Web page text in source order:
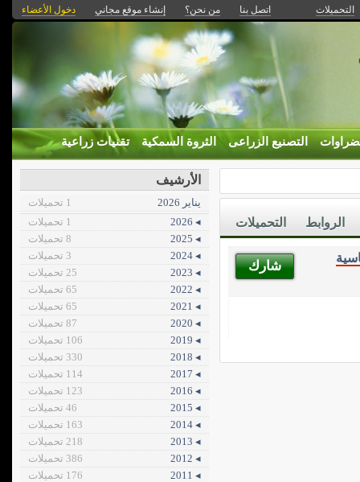
التحميلات اتصل بنا من نحن؟ إنشاء موقع مجاني دخول الأعضاء
التصنيع الزراعى الثروة السمكية تقنيات زراعية
التحميلات الروابط
شارك
الأرشيف
يناير 2026
1 تحميلات
◂ 2026
1 تحميلات
◂ 2025
8 تحميلات
◂ 2024
3 تحميلات
◂ 2023
25 تحميلات
◂ 2022
65 تحميلات
◂ 2021
65 تحميلات
◂ 2020
87 تحميلات
◂ 2019
106 تحميلات
◂ 2018
330 تحميلات
◂ 2017
114 تحميلات
◂ 2016
123 تحميلات
◂ 2015
46 تحميلات
◂ 2014
163 تحميلات
◂ 2013
218 تحميلات
◂ 2012
386 تحميلات
◂ 2011
176 تحميلات